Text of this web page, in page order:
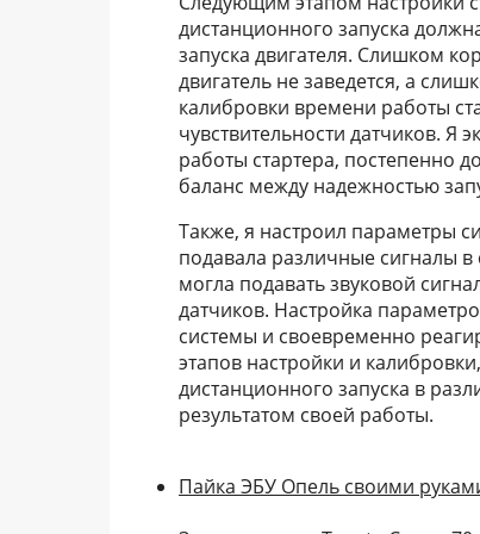
дистанционного запуска
запуска двигателя. Слишком
двигатель не заведется, а
калибровки времени работы
чувствительности датчиков.
работы стартера, постепенно
баланс между надежностью
Также, я настроил параметры
подавала различные сигналы
могла подавать звуковой
датчиков. Настройка
системы и своевременно
этапов настройки и
дистанционного запуска в
результатом своей работы.
Пайка ЭБУ Опель своими